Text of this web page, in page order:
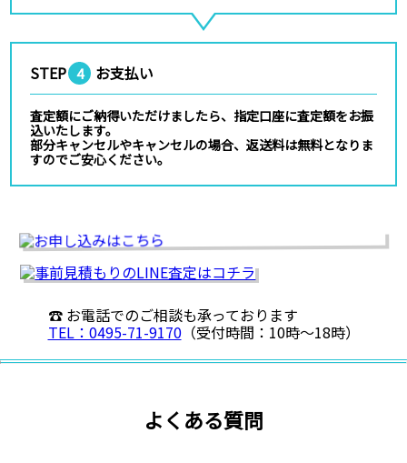
STEP 4 お支払い
査定額にご納得いただけましたら、指定口座に査定額をお振
込いたします。
部分キャンセルやキャンセルの場合、返送料は無料となりま
すのでご安心ください。
☎ お電話でのご相談も承っております
TEL：0495-71-9170（受付時間：10時〜18時）
よくある質問